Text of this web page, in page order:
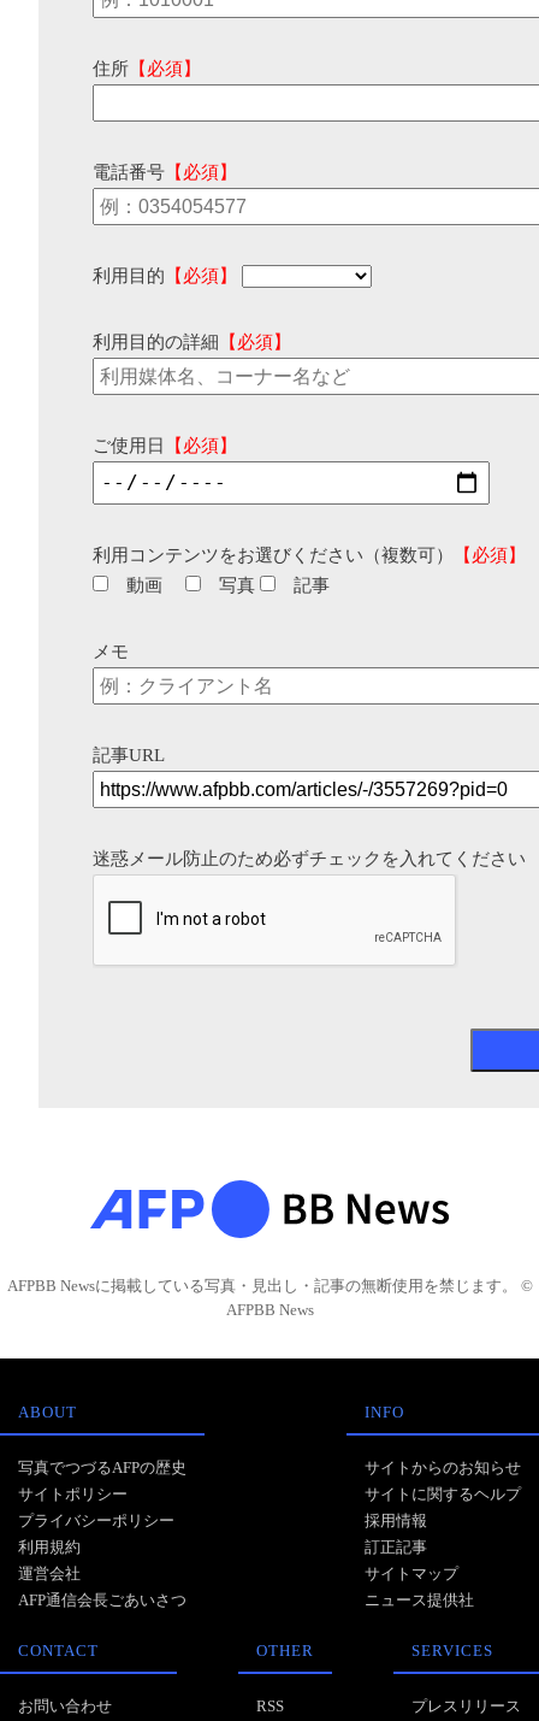
住所 【必須】
電話番号 【必須】
利用目的 【必須】
利用目的の詳細 【必須】
ご使用日 【必須】
利用コンテンツをお選びください（複数可）
【必須】
動画
写真 記事
メモ
記事URL
迷惑メール防止のため必ずチェックを入れてください
AFPBB Newsに掲載している写真・見出し・記事の無断使用を禁じます。 ©
AFPBB News
ABOUT
写真でつづるAFPの歴史
サイトポリシー
プライバシーポリシー
利用規約
運営会社
AFP通信会長ごあいさつ
INFO
サイトからのお知らせ
サイトに関するヘルプ
採用情報
訂正記事
サイトマップ
ニュース提供社
CONTACT
お問い合わせ
OTHER
RSS
SERVICES
プレスリリース